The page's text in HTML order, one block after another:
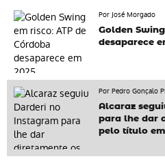
Por José Morgado
Golden
desaparece
Por Pedro Gonçalo
Alcaraz
para lhe dar
pelo título